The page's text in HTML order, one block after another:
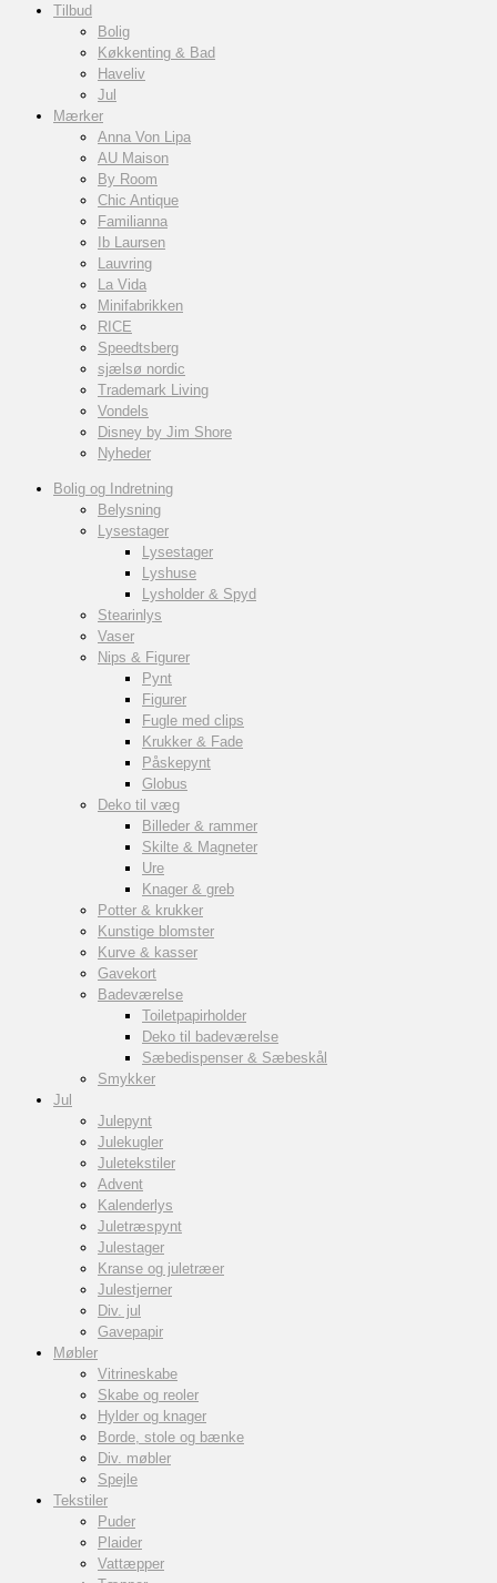
Tilbud
Bolig
Køkkenting & Bad
Haveliv
Jul
Mærker
Anna Von Lipa
AU Maison
By Room
Chic Antique
Familianna
Ib Laursen
Lauvring
La Vida
Minifabrikken
RICE
Speedtsberg
sjælsø nordic
Trademark Living
Vondels
Disney by Jim Shore
Nyheder
Bolig og Indretning
Belysning
Lysestager
Lysestager
Lyshuse
Lysholder & Spyd
Stearinlys
Vaser
Nips & Figurer
Pynt
Figurer
Fugle med clips
Krukker & Fade
Påskepynt
Globus
Deko til væg
Billeder & rammer
Skilte & Magneter
Ure
Knager & greb
Potter & krukker
Kunstige blomster
Kurve & kasser
Gavekort
Badeværelse
Toiletpapirholder
Deko til badeværelse
Sæbedispenser & Sæbeskål
Smykker
Jul
Julepynt
Julekugler
Juletekstiler
Advent
Kalenderlys
Juletræspynt
Julestager
Kranse og juletræer
Julestjerner
Div. jul
Gavepapir
Møbler
Vitrineskabe
Skabe og reoler
Hylder og knager
Borde, stole og bænke
Div. møbler
Spejle
Tekstiler
Puder
Plaider
Vattæpper